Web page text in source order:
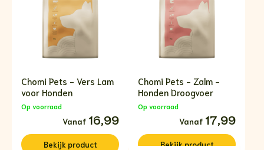
Chomi Pets - Vers Lam
voor Honden
Op voorraad
16,99
Prijsklasse:
€16,99
tot
€73,99
Bekijk product
Chomi Pets - Zalm -
Honden Droogvoer
Op voorraad
17,99
Prijsklasse:
€17,99
tot
€72,99
Bekijkproduct